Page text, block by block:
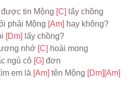
tin Mộng [C] lấy chồng
phải Mộng [Am] hay không?
[Dm] lấy chồng?
nhớ [C] hoài mong
ngủ cô [G] đơn
em là [Am] tên Mộng [Dm] [Am]